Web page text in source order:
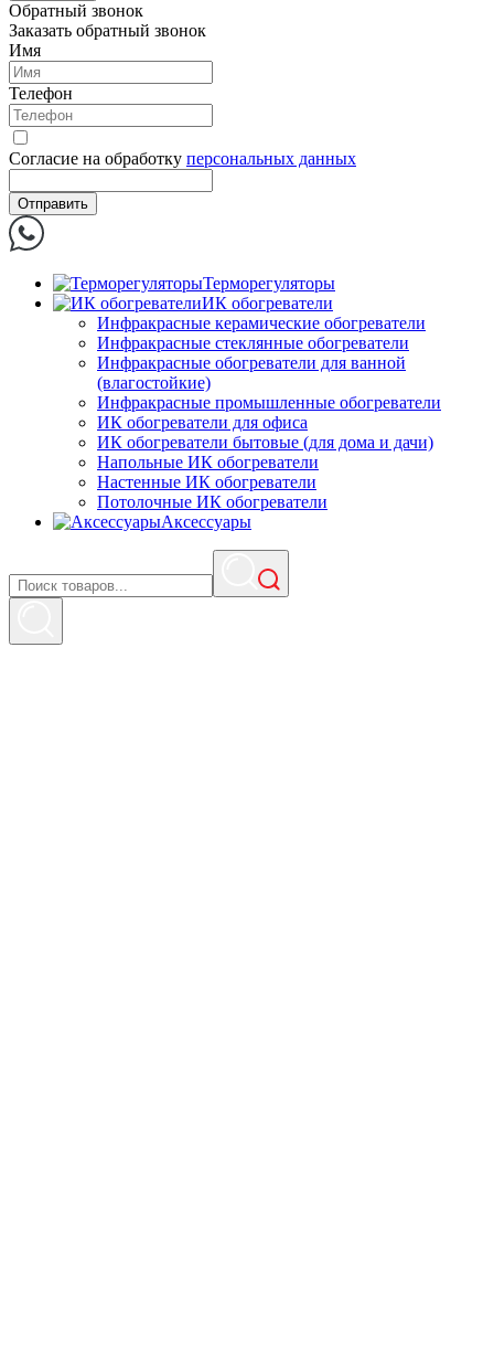
Обратный звонок
Заказать обратный звонок
Имя
Телефон
Согласие на обработку персональных данных
Отправить
Терморегуляторы
ИК обогреватели
Инфракрасные керамические обогреватели
Инфракрасные стеклянные обогреватели
Инфракрасные обогреватели для ванной
(влагостойкие)
Инфракрасные промышленные обогреватели
ИК обогреватели для офиса
ИК обогреватели бытовые (для дома и дачи)
Напольные ИК обогреватели
Настенные ИК обогреватели
Потолочные ИК обогреватели
Аксессуары